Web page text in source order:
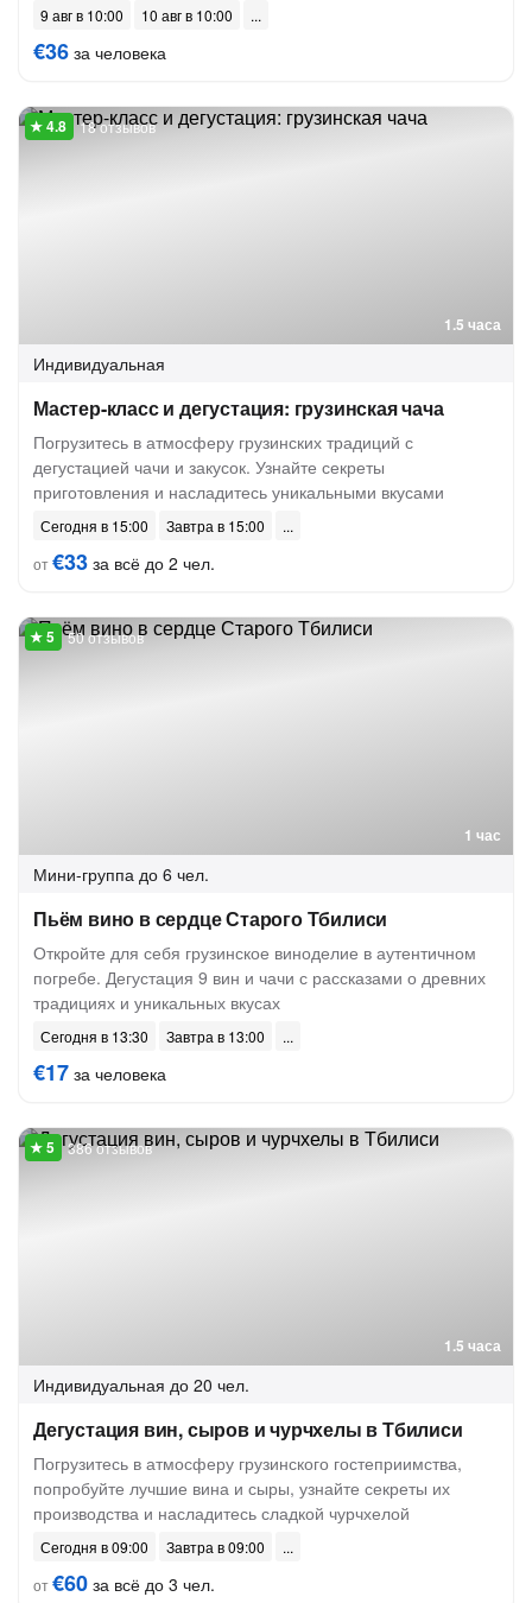
9 авг в 10:00 10 авг в 10:00
€36 за человека
1.5 часа
18 отзывов
Индивидуальная
Мастер-класс и дегустация: грузинская чача
Погрузитесь в атмосферу грузинских традиций с
дегустацией чачи и закусок. Узнайте секреты
приготовления и насладитесь уникальными вкусами
Сегодня в 15:00
Завтра в 15:00
от€33 за всё до 2 чел.
1 час
50 отзывов
Мини-группа до 6 чел.
Пьём вино в сердце Старого Тбилиси
Откройте для себя грузинское виноделие в аутентичном
погребе. Дегустация 9 вин и чачи с рассказами о древних
традициях и уникальных вкусах
Сегодня в 13:30 Завтра в 13:00
€17 за человека
1.5 часа
386 отзывов
Индивидуальная до 20 чел.
Дегустация вин, сыров и чурчхелы в Тбилиси
Погрузитесь в атмосферу грузинского гостеприимства,
попробуйте лучшие вина и сыры, узнайте секреты их
производства и насладитесь сладкой чурчхелой
Сегодня в 09:00
Завтра в 09:00
от€60 за всё до 3 чел.